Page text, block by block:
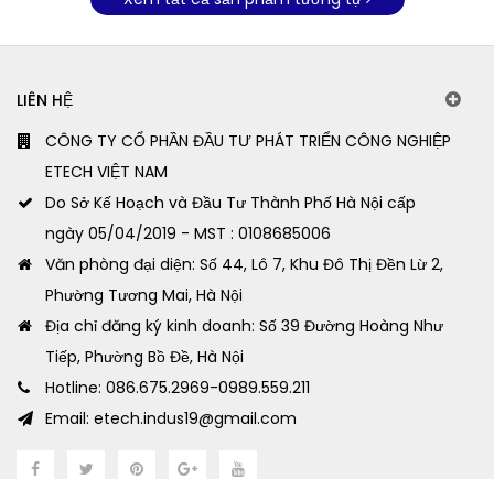
LIÊN HỆ
CÔNG TY CỔ PHẦN ĐẦU TƯ PHÁT TRIỂN CÔNG NGHIỆP
ETECH VIỆT NAM
Do Sở Kế Hoạch và Đầu Tư Thành Phố Hà Nội cấp
ngày 05/04/2019 - MST : 0108685006
Văn phòng đại diện: Số 44, Lô 7, Khu Đô Thị Đền Lừ 2,
Phường Tương Mai, Hà Nội
Địa chỉ đăng ký kinh doanh: Số 39 Đường Hoàng Như
Tiếp, Phường Bồ Đề, Hà Nội
Hotline: 086.675.2969-0989.559.211
Email: etech.indus19@gmail.com